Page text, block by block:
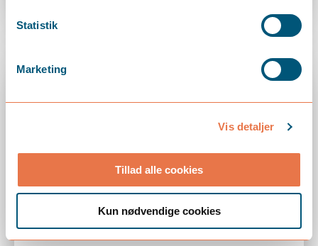
Statistik
Marketing
Vis detaljer
Tillad alle cookies
Kun nødvendige cookies